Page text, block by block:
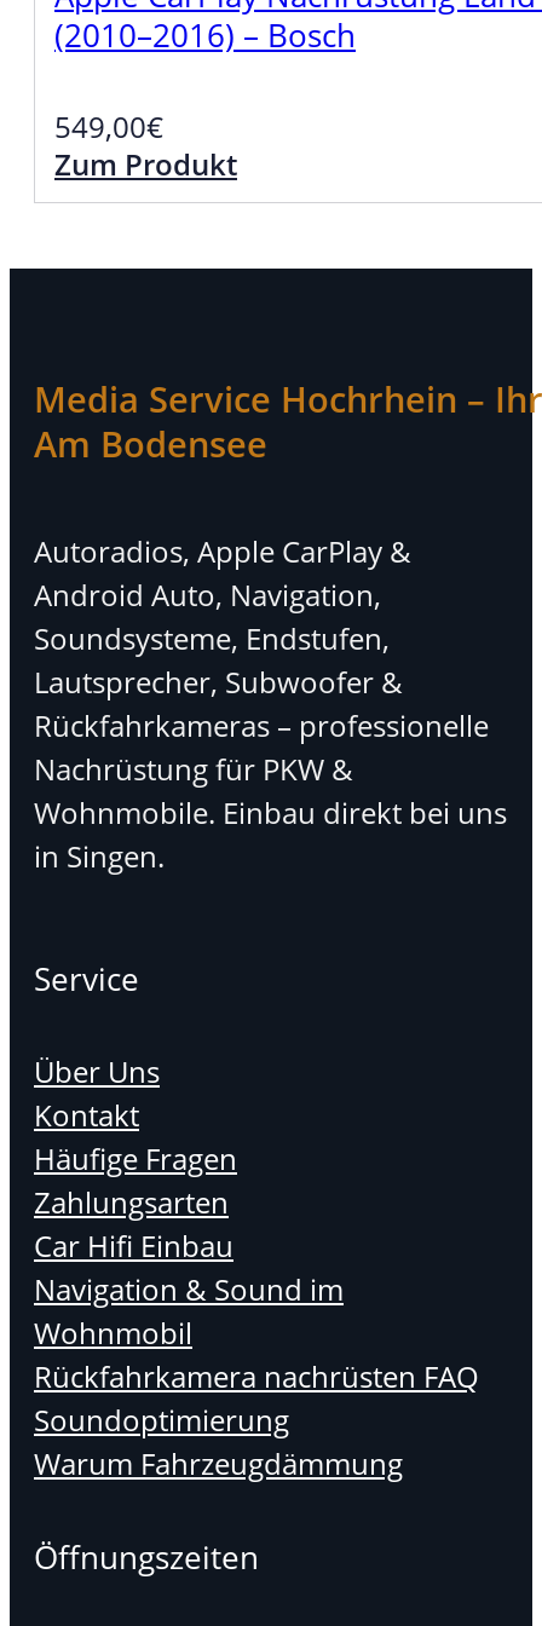
(2010–2016) – Bosch
549,00€
Zum Produkt
Media Service Hochrhein –
Am Bodensee
Autoradios, Apple CarPlay &
Android Auto, Navigation,
Soundsysteme, Endstufen,
Lautsprecher, Subwoofer &
Rückfahrkameras – professionelle
Nachrüstung für PKW &
Wohnmobile. Einbau direkt bei uns
in Singen.
Service
Über Uns
Kontakt
Häufige Fragen
Zahlungsarten
Car Hifi Einbau
Navigation & Sound im
Wohnmobil
Rückfahrkamera nachrüsten FAQ
Soundoptimierung
Warum Fahrzeugdämmung
Öffnungszeiten